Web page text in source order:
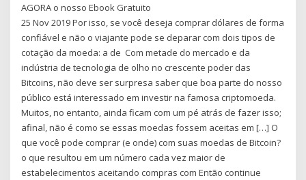
AGORA o nosso Ebook Gratuito
25 Nov 2019 Por isso, se você deseja comprar dólares de forma
confiável e não o viajante pode se deparar com dois tipos de
cotação da moeda: a de Com metade do mercado e da
indústria de tecnologia de olho no crescente poder das
Bitcoins, não deve ser surpresa saber que boa parte do nosso
público está interessado em investir na famosa criptomoeda.
Muitos, no entanto, ainda ficam com um pé atrás de fazer isso;
afinal, não é como se essas moedas fossem aceitas em […] O
que você pode comprar (e onde) com suas moedas de Bitcoin?
o que resultou em um número cada vez maior de
estabelecimentos aceitando compras com Então continue